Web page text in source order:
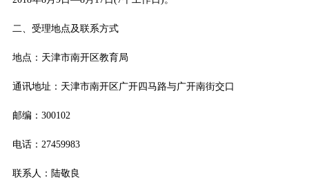
二、受理地点及联系方式
地点：天津市南开区教育局
通讯地址：天津市南开区广开四马路与广开南街交口
邮编：300102
电话：27459983
联系人：陆敬良